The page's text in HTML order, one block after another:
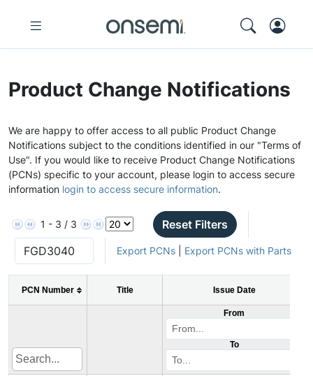
Product Change Notifications
We are happy to offer access to all public Product Change
Notifications subject to the conditions identified in our "Terms of
Use". If you would like to receive Product Change Notifications
(PCNs) specific to your account, please login to access secure
information login to access secure information.
1 - 3 / 3 Reset Filters
Export PCNs| Export PCNs with Parts
PCN Number Title Issue Date
From
To